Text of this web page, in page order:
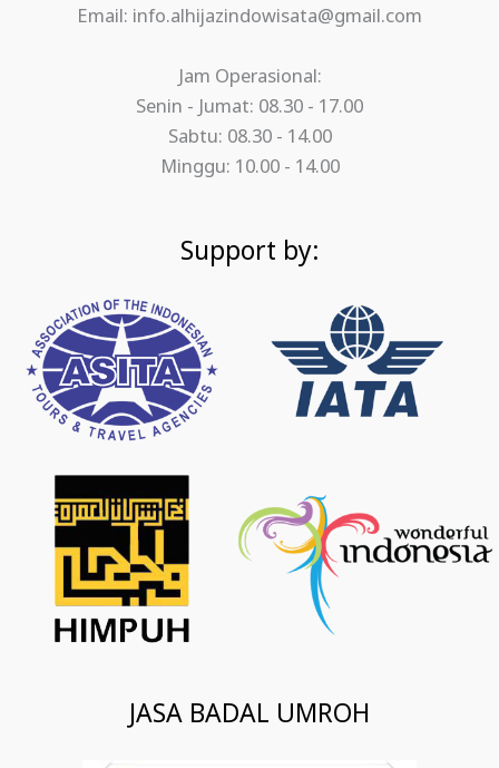
Email: info.alhijazindowisata@gmail.com
Jam Operasional:
Senin - Jumat: 08.30 - 17.00
Sabtu: 08.30 - 14.00
Minggu: 10.00 - 14.00
Support by:
JASA BADAL UMROH